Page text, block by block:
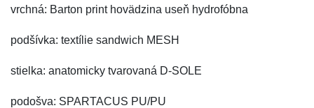
vrchná: Barton print hovädzina useň hydrofóbna
podšívka: textílie sandwich MESH
stielka: anatomicky tvarovaná D-SOLE
podošva: SPARTACUS PU/PU